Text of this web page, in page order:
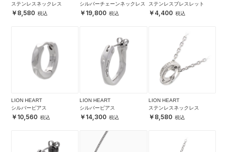
ステンレスネックレス
8,580
シルバーチェーンネックレス
19,800
ステンレスブレスレット
4,400
LION HEART
シルバーピアス
10,560
LION HEART
シルバーピアス
14,300
LION HEART
ステンレスネックレス
8,580